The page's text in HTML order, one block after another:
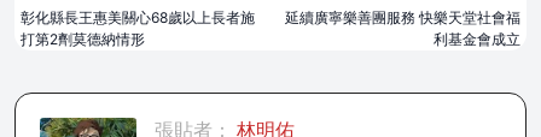
延續廣寧樂善團服務 快樂天堂社會福
利基金會成立
彰化縣長王惠美關心68歲以上長者施
打第2劑莫德納情形
張貼者： 林明佑